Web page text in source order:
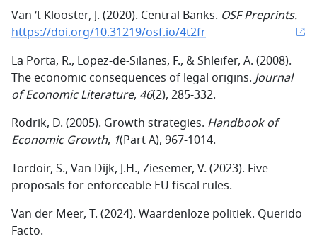
Van ‘t Klooster, J. (2020). Central Banks. OSF Preprints.
https://doi.org/10.31219/osf.io/4t2fr
La Porta, R., Lopez-de-Silanes, F., & Shleifer, A. (2008).
The economic consequences of legal origins. Journal
of Economic Literature, 46(2), 285-332.
Rodrik, D. (2005). Growth strategies. Handbook of
Economic Growth, 1(Part A), 967-1014.
Tordoir, S., Van Dijk, J.H., Ziesemer, V. (2023). Five
proposals for enforceable EU fiscal rules.
Van der Meer, T. (2024). Waardenloze politiek. Querido
Facto.